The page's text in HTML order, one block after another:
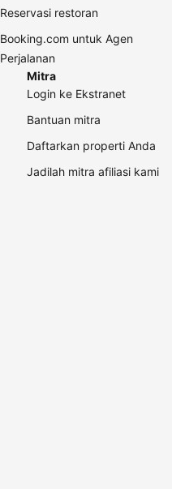
Reservasi restoran
Booking.com untuk Agen
Perjalanan
Mitra
Login ke Ekstranet
Bantuan mitra
Daftarkan properti Anda
Jadilah mitra afiliasi kami